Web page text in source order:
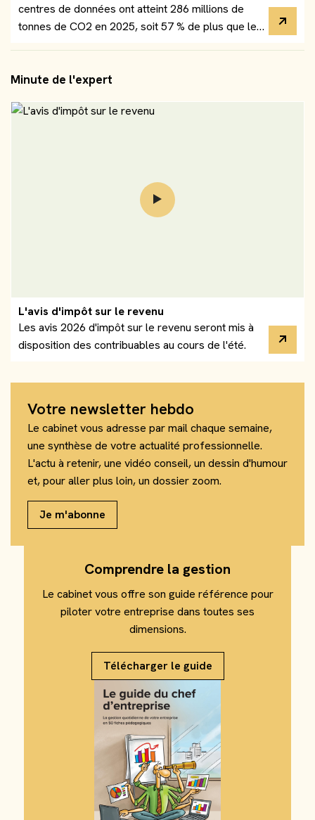
centres de données ont atteint 286 millions de
tonnes de CO2 en 2025, soit 57 % de plus que les
Minute de l'expert
L'avis d'impôt sur le revenu
Les avis 2026 d'impôt sur le revenu seront mis à
disposition des contribuables au cours de l'été.
Votre newsletter hebdo
Le cabinet vous adresse par mail chaque semaine,
une synthèse de votre actualité professionnelle.
L'actu à retenir, une vidéo conseil, un dessin d'humour
et, pour aller plus loin, un dossier zoom.
Je m'abonne
Comprendre la gestion
Le cabinet vous offre son guide référence pour
piloter votre entreprise dans toutes ses
dimensions.
Télécharger le guide